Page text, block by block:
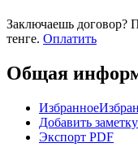
Заключаешь договор?
тенге. Оплатить
Общая
Избранное
Добавить заметку
Экспорт PDF